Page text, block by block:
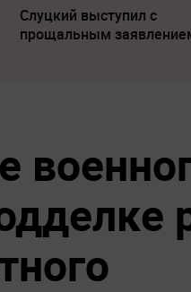
Слуцкий выступил с
прощальным